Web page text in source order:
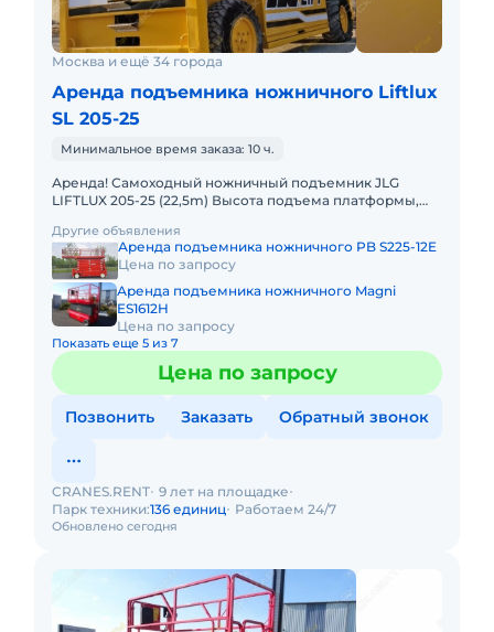
Москва и ещё 34 города
Аренда подъемника ножничного Liftlux
SL 205-25
Минимальное время заказа: 10 ч.
Аренда! Самоходный ножничный подъемник JLG
LIFTLUX 205-25 (22,5m) Высота подъема платформы,
Выдвижная секция
Другие объявления
Аренда подъемника ножничного PB S225-12E
Цена по запросу
Аренда подъемника ножничного Magni
ES1612H
Цена по запросу
Показать еще 5 из 7
Цена по запросу
Позвонить Заказать Обратный звонок
Обновлено сегодня
CRANES.RENT 9 лет на площадке
Парк техники:136 единиц Работаем 24/7